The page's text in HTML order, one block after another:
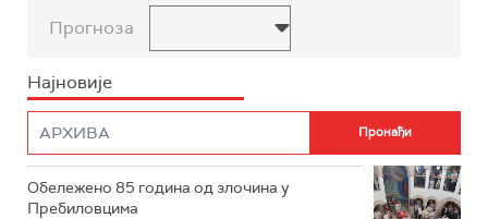
Прогноза
Најновије
Обележено 85 година од злочина у
Пребиловцима